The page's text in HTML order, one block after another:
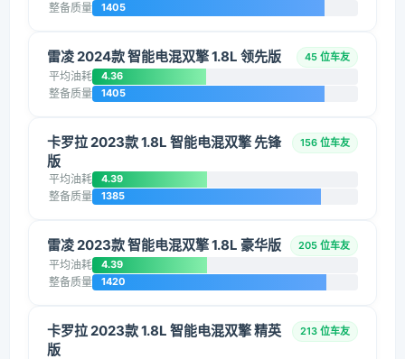
整备质量 1405
雷凌 2024款 智能电混双擎 1.8L 领先版 45 位车友
平均油耗 4.36
整备质量 1405
卡罗拉 2023款 1.8L 智能电混双擎 先锋
版
156 位车友
平均油耗 4.39
整备质量 1385
雷凌 2023款 智能电混双擎 1.8L 豪华版 205 位车友
平均油耗 4.39
整备质量 1420
卡罗拉 2023款 1.8L 智能电混双擎 精英
版
213 位车友